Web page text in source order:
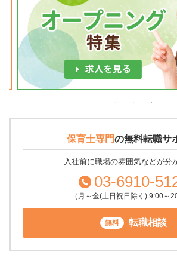
保育士専門の無料転職サ
入社前に職場の雰囲気などが分
03-6910-
（月～金(土日祝日除く) 9:00～
無料 転職相談